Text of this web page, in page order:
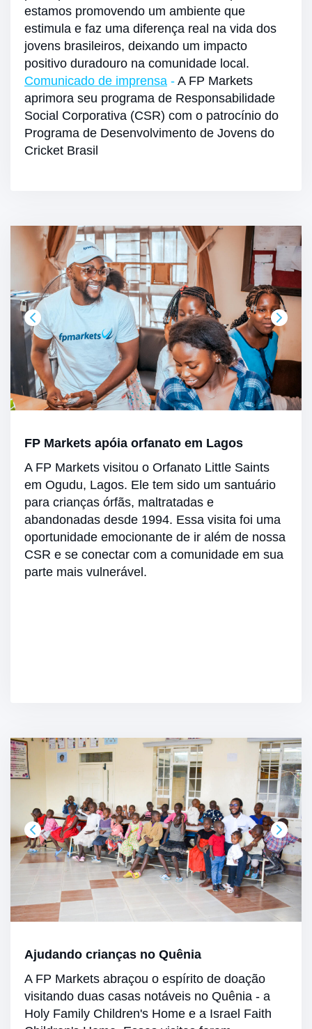
estamos promovendo um ambiente que
estimula e faz uma diferença real na vida dos
jovens brasileiros, deixando um impacto
positivo duradouro na comunidade local.
Comunicado de imprensa - A FP Markets
aprimora seu programa de Responsabilidade
Social Corporativa (CSR) com o patrocínio do
Programa de Desenvolvimento de Jovens do
Cricket Brasil
FP Markets apóia orfanato em Lagos
A FP Markets visitou o Orfanato Little Saints
em Ogudu, Lagos. Ele tem sido um santuário
para crianças órfãs, maltratadas e
abandonadas desde 1994. Essa visita foi uma
oportunidade emocionante de ir além de nossa
CSR e se conectar com a comunidade em sua
parte mais vulnerável.
Ajudando crianças no Quênia
A FP Markets abraçou o espírito de doação
visitando duas casas notáveis no Quênia - a
Holy Family Children's Home e a Israel Faith